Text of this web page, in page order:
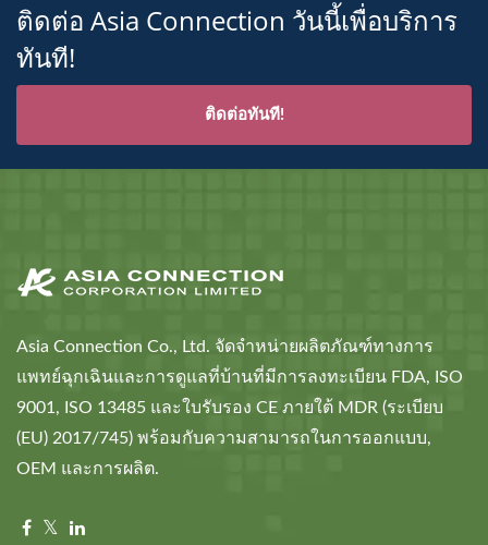
ติดต่อ Asia Connection วันนี้เพื่อบริการ
ทันที!
ติดต่อทันที!
Asia Connection Co., Ltd. จัดจำหน่ายผลิตภัณฑ์ทางการ
แพทย์ฉุกเฉินและการดูแลที่บ้านที่มีการลงทะเบียน FDA, ISO
9001, ISO 13485 และใบรับรอง CE ภายใต้ MDR (ระเบียบ
(EU) 2017/745) พร้อมกับความสามารถในการออกแบบ,
OEM และการผลิต.